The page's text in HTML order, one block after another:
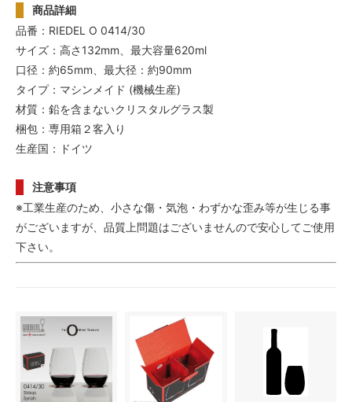
商品詳細
品番：RIEDEL O 0414/30
サイズ：高さ132mm、最大容量620ml
口径：約65mm、最大径：約90mm
タイプ：マシンメイド (機械生産)
材質：鉛を含まないクリスタルグラス製
梱包：専用箱２客入り
生産国：ドイツ
注意事項
※工業生産のため、小さな傷・気泡・わずかな歪み等が生じる事
がございますが、品質上問題はございませんので安心してご使用
下さい。